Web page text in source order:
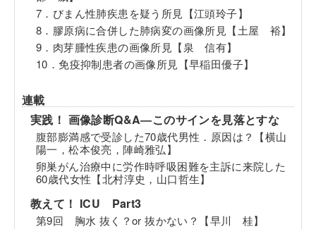
7．びまん性肺疾患を疑う所見【江頭玲子】
8．膠原病に合併した肺病変の画像所見【土屋 裕】
9．肉芽腫性疾患の画像所見【泉 信有】
10．免疫抑制患者の画像所見【早稲田優子】
連載
実践！ 画像診断Q&A―このサインを見落とすな
腹部膨満感で受診した70歳代男性．原因は？【横山
陽一，松本俊亮，陣崎雅弘】
卵巣がん治療中に労作時呼吸困難を主訴に来院した
60歳代女性【北村淳史，山口哲生】
教えて！ ICU Part3
第9回 胸水 抜く？or 抜かない？【早川 桂】